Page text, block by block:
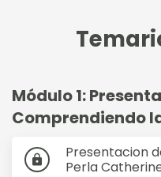
Módulo 1:
Comprendiendo
lock
Presentacion
Perla